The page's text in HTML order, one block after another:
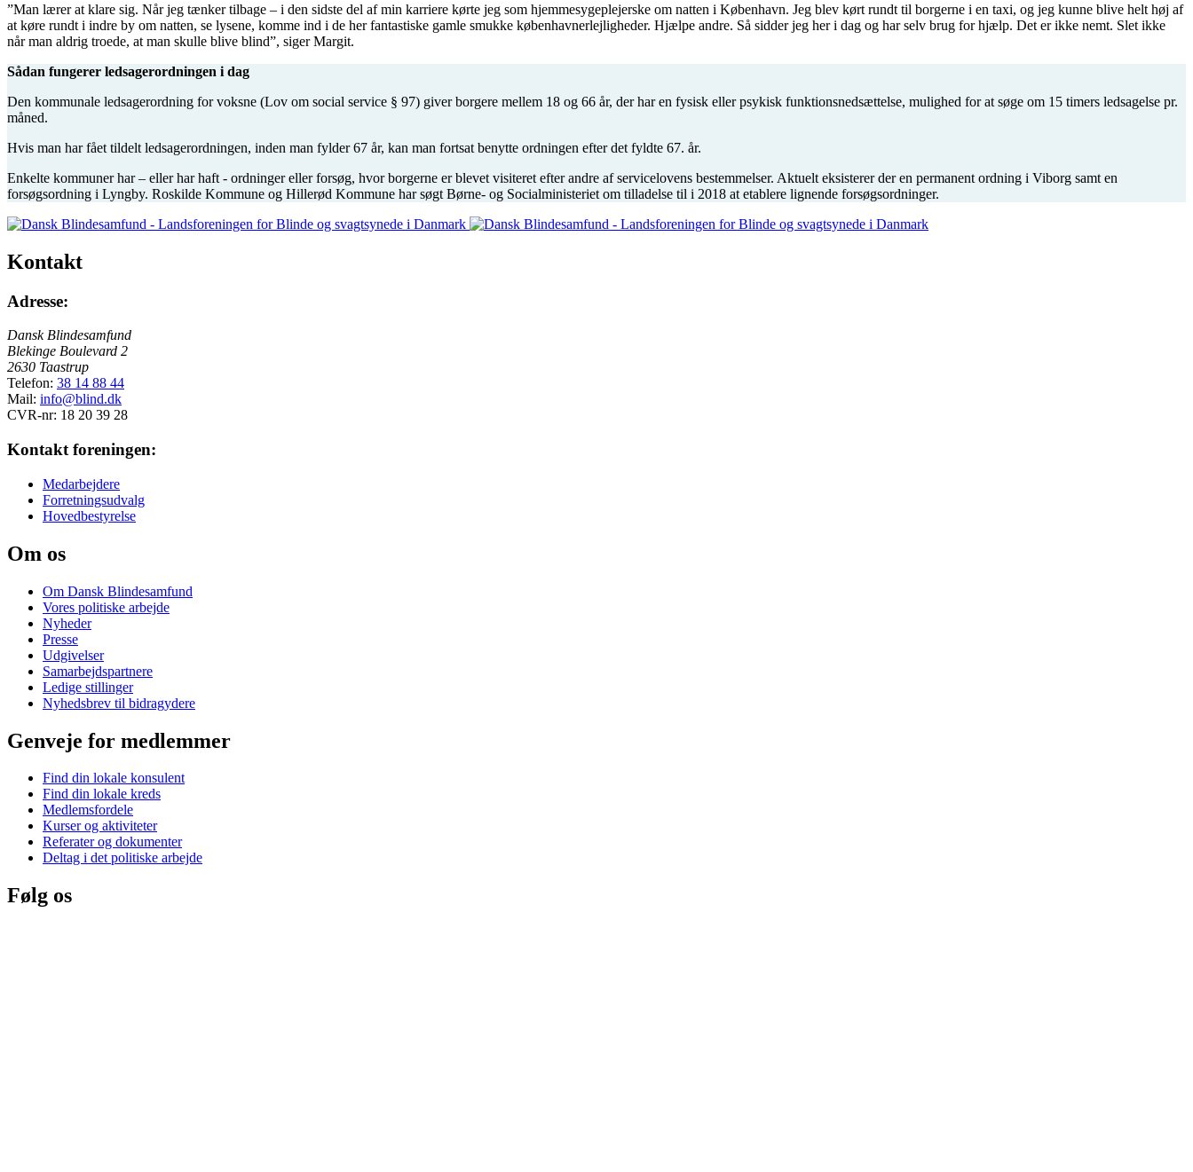
”Man lærer at klare sig. Når jeg tænker tilbage – i den sidste del af min karriere kørte jeg som hjemmesygeplejerske om natten i København. Jeg blev kørt rundt til borgerne i en taxi, og jeg kunne blive helt høj af
at køre rundt i indre by om natten, se lysene, komme ind i de her fantastiske gamle smukke københavnerlejligheder. Hjælpe andre. Så sidder jeg her i dag og har selv brug for hjælp. Det er ikke nemt. Slet ikke
når man aldrig troede, at man skulle blive blind”, siger Margit.
Sådan fungerer ledsagerordningen i dag
Den kommunale ledsagerordning for voksne (Lov om social service § 97) giver borgere mellem 18 og 66 år, der har en fysisk eller psykisk funktionsnedsættelse, mulighed for at søge om 15 timers ledsagelse pr.
måned.
Hvis man har fået tildelt ledsagerordningen, inden man fylder 67 år, kan man fortsat benytte ordningen efter det fyldte 67. år.
Enkelte kommuner har – eller har haft - ordninger eller forsøg, hvor borgerne er blevet visiteret efter andre af servicelovens bestemmelser. Aktuelt eksisterer der en permanent ordning i Viborg samt en
forsøgsordning i Lyngby. Roskilde Kommune og Hillerød Kommune har søgt Børne- og Socialministeriet om tilladelse til i 2018 at etablere lignende forsøgsordninger.
Kontakt
Adresse:
Dansk Blindesamfund
Blekinge Boulevard 2
2630 Taastrup
Telefon: 38 14 88 44
Mail: info@blind.dk
CVR-nr: 18 20 39 28
Kontakt foreningen:
Medarbejdere
Forretningsudvalg
Hovedbestyrelse
Om os
Om Dansk Blindesamfund
Vores politiske arbejde
Nyheder
Presse
Udgivelser
Samarbejdspartnere
Ledige stillinger
Nyhedsbrev til bidragydere
Genveje for medlemmer
Find din lokale konsulent
Find din lokale kreds
Medlemsfordele
Kurser og aktiviteter
Referater og dokumenter
Deltag i det politiske arbejde
Følg os